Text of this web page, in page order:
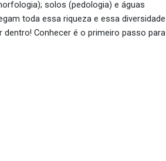
solos (pedologia) e águas
toda essa riqueza e essa diversidade
dentro! Conhecer é o primeiro passo para